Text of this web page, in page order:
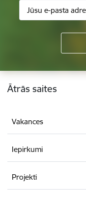
Kājene
Ātrās saites
Vakances
Iepirkumi
Projekti